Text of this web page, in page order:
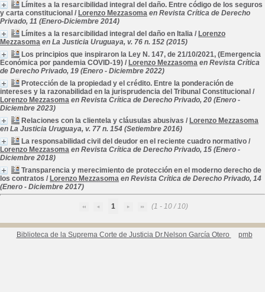
Límites a la resarcibilidad integral del daño. Entre código de los seguros
y carta constitucional / Lorenzo Mezzasoma en Revista Crítica de Derecho
Privado, 11 (Enero-Diciembre 2014)
Límites a la resarcibilidad integral del daño en Italia / Lorenzo
Mezzasoma en La Justicia Uruguaya, v. 76 n. 152 (2015)
Los principios que inspiraron la Ley N. 147, de 21/10/2021, (Emergencia
Económica por pandemia COVID-19) / Lorenzo Mezzasoma en Revista Crítica
de Derecho Privado, 19 (Enero - Diciembre 2022)
Protección de la propiedad y el crédito. Entre la ponderación de
intereses y la razonabilidad en la jurisprudencia del Tribunal Constitucional /
Lorenzo Mezzasoma en Revista Crítica de Derecho Privado, 20 (Enero -
Diciembre 2023)
Relaciones con la clientela y cláusulas abusivas / Lorenzo Mezzasoma
en La Justicia Uruguaya, v. 77 n. 154 (Setiembre 2016)
La responsabilidad civil del deudor en el reciente cuadro normativo /
Lorenzo Mezzasoma en Revista Crítica de Derecho Privado, 15 (Enero -
Diciembre 2018)
Transparencia y merecimiento de protección en el moderno derecho de
los contratos / Lorenzo Mezzasoma en Revista Crítica de Derecho Privado, 14
(Enero - Diciembre 2017)
1 (1 - 10 / 10)
Biblioteca de la Suprema Corte de Justicia Dr.Nelson García Otero pmb